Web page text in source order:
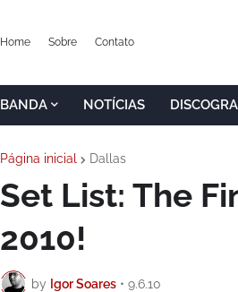
Home Sobre Contato
BANDA NOTÍCIAS
Página inicial Dallas
Set List: The
2010!
by Igor Soares • 9.6.10